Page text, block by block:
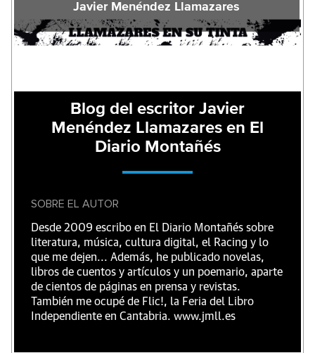
Javier Menéndez Llamazares
Blog del escritor Javier
Menéndez Llamazares en El
Diario Montañés
SOBRE EL AUTOR
Desde 2009 escribo en El Diario Montañés sobre
literatura, música, cultura digital, el Racing y lo
que me dejen... Además, he publicado novelas,
libros de cuentos y artículos y un poemario, aparte
de cientos de páginas en prensa y revistas.
También me ocupé de Flic!, la Feria del Libro
Independiente en Cantabria. www.jmll.es